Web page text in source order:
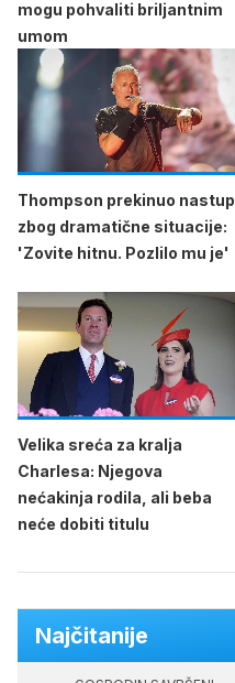
mogu pohvaliti briljantnim
umom
Thompson prekinuo nastup
zbog dramatične situacije:
'Zovite hitnu. Pozlilo mu je'
Velika sreća za kralja
Charlesa: Njegova
nećakinja rodila, ali beba
neće dobiti titulu
Najčitanije